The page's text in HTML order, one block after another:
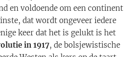
en voldoende om een continent
dat wordt ongeveer iedere
keer dat het is gelukt is het
in 1917, de bolsjewistische